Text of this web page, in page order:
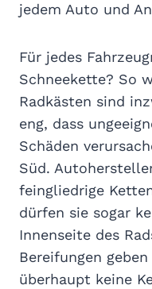
jedem Auto und
Für jedes
Schneekette? So
Radkästen sind
eng, dass
Schäden
Süd.
feingliedrige
dürfen sie sogar
Innenseite des
Bereifungen
überhaupt keine